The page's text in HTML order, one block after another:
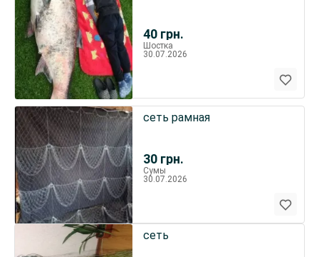
40 грн.
Шостка
30.07.2026
30 грн.
сеть рамная
Сумы
30.07.2026
сеть